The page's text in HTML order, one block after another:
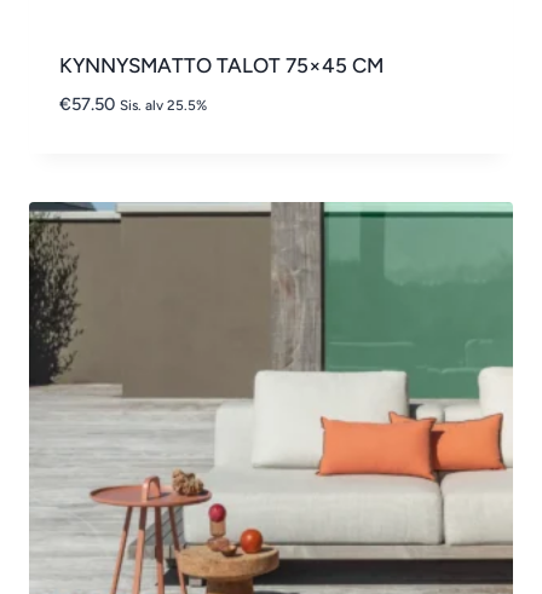
KYNNYSMATTO TALOT 75×45 CM
€57.50 Sis. alv 25.5%